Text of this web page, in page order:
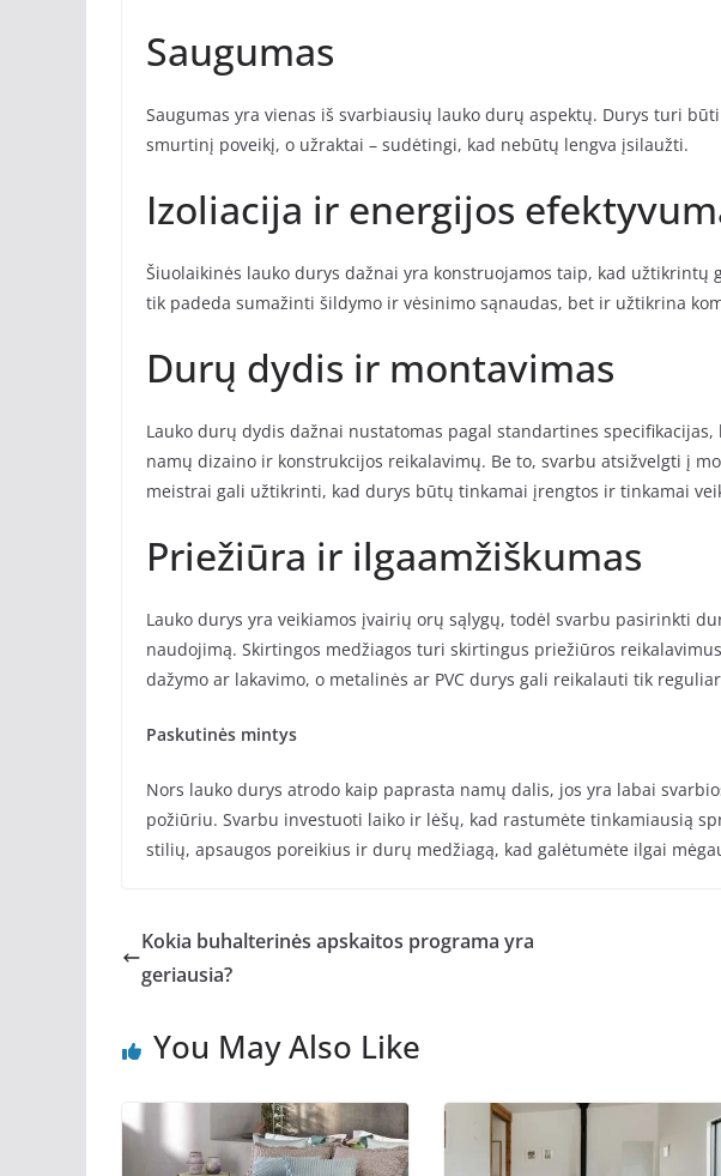
Saugumas
Saugumas yra vienas iš svarbiausių lauko durų aspektų. Durys turi
smurtinį poveikį, o užraktai – sudėtingi, kad nebūtų lengva įsilaužti.
Izoliacija ir energijos
Šiuolaikinės lauko durys dažnai yra konstruojamos taip, kad užtikrintų
tik padeda sumažinti šildymo ir vėsinimo sąnaudas, bet ir užtikrina
Durų dydis ir montavimas
Lauko durų dydis dažnai nustatomas pagal standartines
namų dizaino ir konstrukcijos reikalavimų. Be to, svarbu atsižvelgti į
meistrai gali užtikrinti, kad durys būtų tinkamai įrengtos ir tinkamai
Priežiūra ir ilgaamžiškumas
Lauko durys yra veikiamos įvairių orų sąlygų, todėl svarbu pasirinkti
naudojimą. Skirtingos medžiagos turi skirtingus priežiūros
dažymo ar lakavimo, o metalinės ar PVC durys gali reikalauti tik
Paskutinės mintys
Nors lauko durys atrodo kaip paprasta namų dalis, jos yra labai
požiūriu. Svarbu investuoti laiko ir lėšų, kad rastumėte tinkamiausią
stilių, apsaugos poreikius ir durų medžiagą, kad galėtumėte ilgai
Kokia buhalterinės apskaitos programa yra
geriausia?
You May Also Like